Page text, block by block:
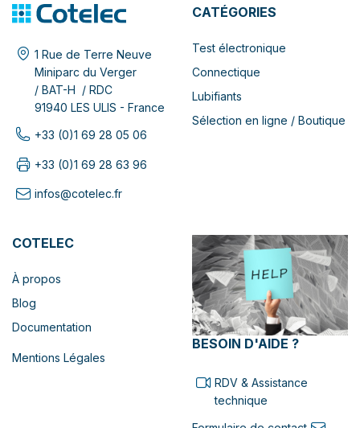
1 Rue de Terre Neuve
Miniparc du Verger
/ BAT-H / RDC
91940 LES ULIS - France
+33 (0)1 69 28 05 06
+33 (0)1 69 28 63 96
infos@cotelec.fr
CATÉGORIES
Test électronique
Connectique
Lubifiants
Sélection en ligne / Boutique
COTELEC
À propos
Blog
Documentation
Mentions Légales
BESOIN D'AIDE ?
RDV & Assistance
technique